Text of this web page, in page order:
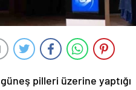
pilleri üzerine yaptığı